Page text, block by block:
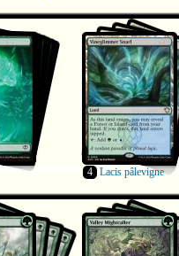
4 Lacis pâlevigne